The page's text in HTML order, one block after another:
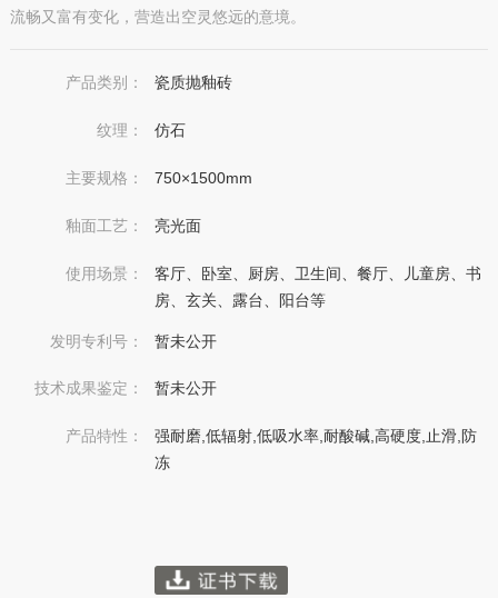
流畅又富有变化，营造出空灵悠远的意境。
产品类别： 瓷质抛釉砖
纹理： 仿石
主要规格： 750×1500mm
釉面工艺： 亮光面
使用场景：
客厅、卧室、厨房、卫生间、餐厅、儿童房、书
房、玄关、露台、阳台等
发明专利号： 暂未公开
技术成果鉴定： 暂未公开
产品特性：
强耐磨,低辐射,低吸水率,耐酸碱,高硬度,止滑,防
冻